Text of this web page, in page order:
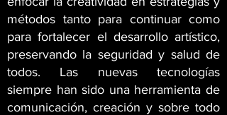
métodos tanto para continuar como
para fortalecer el desarrollo artístico,
preservando la seguridad y salud de
todos. Las nuevas tecnologías
siempre han sido una herramienta de
comunicación, creación y sobre todo